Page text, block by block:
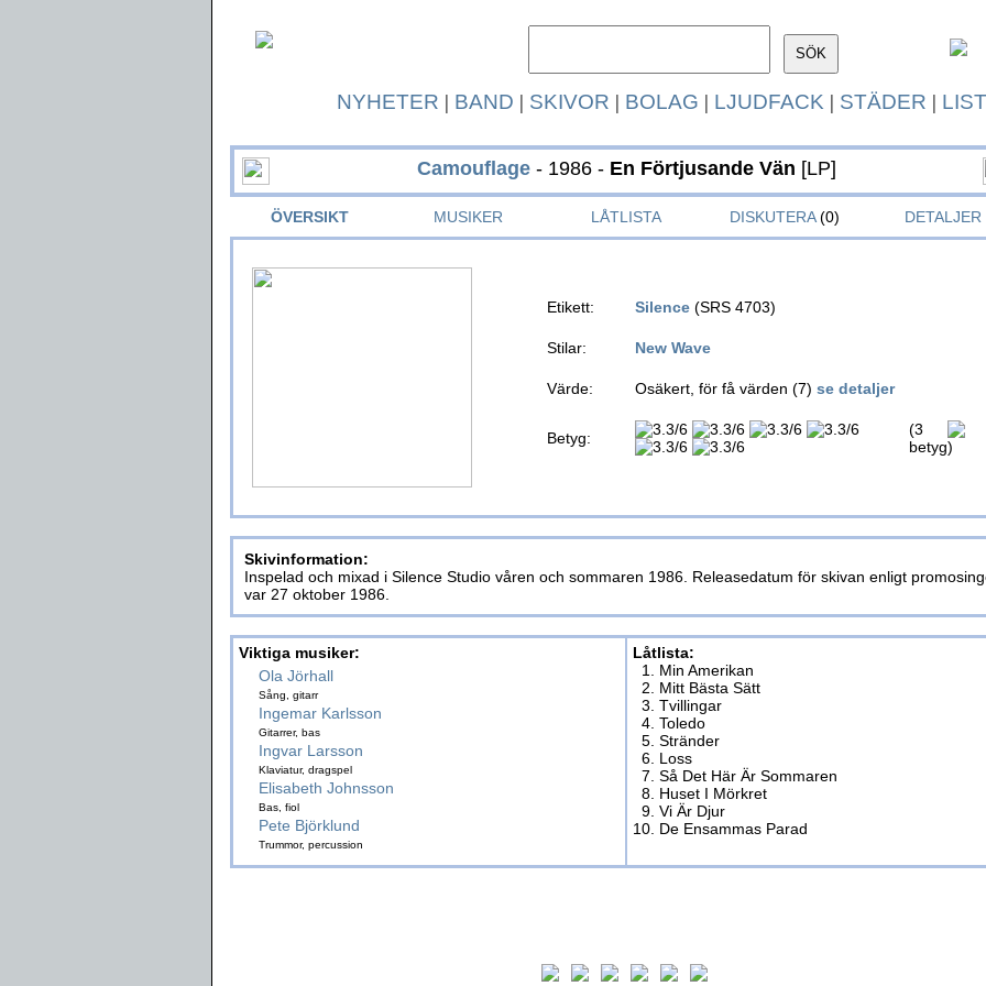
NYHETER | BAND | SKIVOR | BOLAG | LJUDFACK | STÄDER |
Camouflage- 1986 - En Förtjusande Vän [LP]
ÖVERSIKT MUSIKER LÅTLISTA DISKUTERA(0) DETALJER
Etikett: Silence (SRS 4703)
Stilar: New Wave
Värde: Osäkert, för få värden (7) se detaljer
Betyg:
(3
betyg)
Skivinformation:
Inspelad och mixad i Silence Studio våren och sommaren 1986. Releasedatum för skivan enligt
var 27 oktober 1986.
Viktiga musiker:
Ola Jörhall
Sång, gitarr
Ingemar Karlsson
Gitarrer, bas
Ingvar Larsson
Klaviatur, dragspel
Elisabeth Johnsson
Bas, fiol
Pete Björklund
Trummor, percussion
Låtlista:
1. Min Amerikan
2. Mitt Bästa Sätt
3. Tvillingar
4. Toledo
5. Stränder
6. Loss
7. Så Det Här Är Sommaren
8. Huset I Mörkret
9. Vi Är Djur
10. De Ensammas Parad